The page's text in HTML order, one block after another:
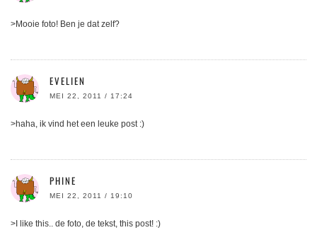
>Mooie foto! Ben je dat zelf?
EVELIEN
MEI 22, 2011 / 17:24
>haha, ik vind het een leuke post :)
PHINE
MEI 22, 2011 / 19:10
>I like this.. de foto, de tekst, this post! :)